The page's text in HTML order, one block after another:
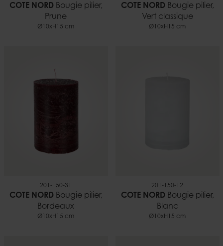
COTE NORD Bougie pilier,
Prune
Ø10xH15 cm
COTE NORD Bougie pilier,
Vert classique
Ø10xH15 cm
201-150-31
COTE NORD Bougie pilier,
Bordeaux
Ø10xH15 cm
201-150-12
COTE NORD Bougie pilier,
Blanc
Ø10xH15 cm